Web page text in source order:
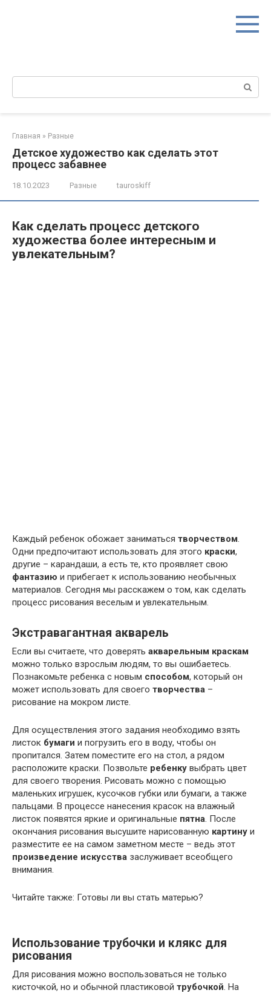
Поиск:
Главная » Разные
Детское художество как сделать этот
процесс забавнее
18.10.2023 Разные tauroskiff
Как сделать процесс детского
художества более интересным и
увлекательным?
Каждый ребенок обожает заниматься творчеством.
Одни предпочитают использовать для этого краски,
другие – карандаши, а есть те, кто проявляет свою
фантазию и прибегает к использованию необычных
материалов. Сегодня мы расскажем о том, как сделать
процесс рисования веселым и увлекательным.
Экстравагантная акварель
Если вы считаете, что доверять акварельным краскам
можно только взрослым людям, то вы ошибаетесь.
Познакомьте ребенка с новым способом, который он
может использовать для своего творчества –
рисование на мокром листе.
Для осуществления этого задания необходимо взять
листок бумаги и погрузить его в воду, чтобы он
пропитался. Затем поместите его на стол, а рядом
расположите краски. Позвольте ребенку выбрать цвет
для своего творения. Рисовать можно с помощью
маленьких игрушек, кусочков губки или бумаги, а также
пальцами. В процессе нанесения красок на влажный
листок появятся яркие и оригинальные пятна. После
окончания рисования высушите нарисованную картину и
разместите ее на самом заметном месте – ведь этот
произведение искусства заслуживает всеобщего
внимания.
Читайте также: Готовы ли вы стать матерью?
Использование трубочки и клякс для
рисования
Для рисования можно воспользоваться не только
кисточкой, но и обычной пластиковой трубочкой. На